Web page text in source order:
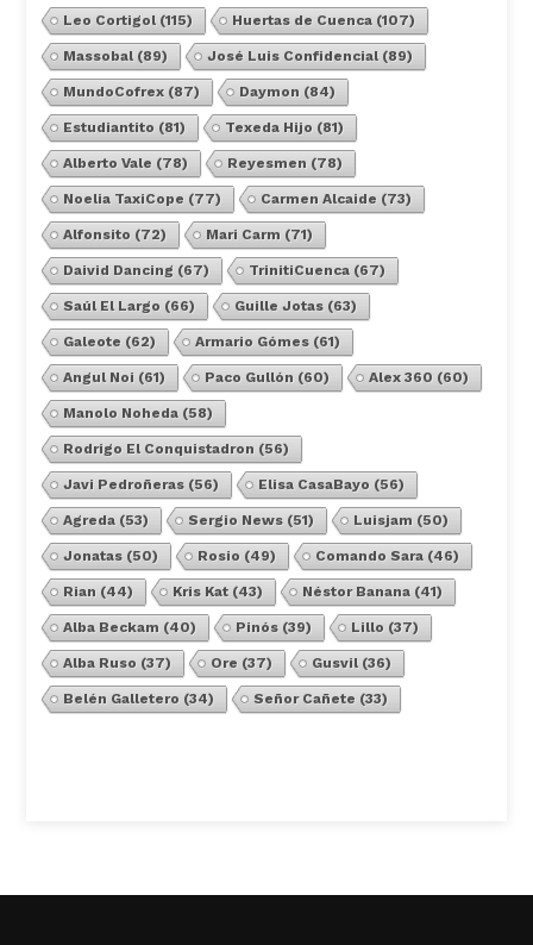
Leo Cortigol(115) Huertas de Cuenca(107)
Massobal(89) José Luis Confidencial(89)
MundoCofrex(87) Daymon (84)
Estudiantito (81) Texeda Hijo (81)
Alberto Vale (78) Reyesmen (78)
Noelia TaxiCope (77) Carmen Alcaide (73)
Alfonsito (72) Mari Carm (71)
Daivid Dancing (67) TrinitiCuenca(67)
Saúl El Largo (66) Guille Jotas(63)
Galeote (62) Armario Gómes(61)
Angul Noi (61) Paco Gullón (60) Alex 360 (60)
Manolo Noheda(58)
Rodrigo El Conquistadron (56)
Javi Pedroñeras(56) Elisa CasaBayo (56)
Agreda(53) Sergio News(51) Luisjam (50)
Jonatas(50) Rosio (49) Comando Sara(46)
Rian (44) Kris Kat(43) Néstor Banana(41)
Alba Beckam (40) Pinós(39) Lillo (37)
Alba Ruso (37) Ore (37) Gusvil(36)
Belén Galletero (34) Señor Cañete (33)